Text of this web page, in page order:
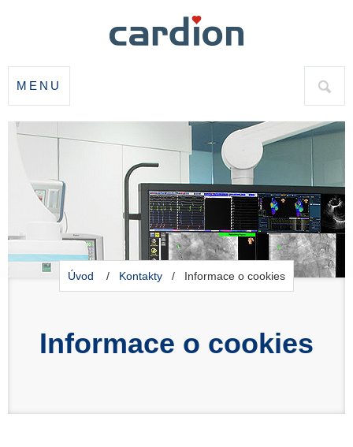
MENU
Úvod / Kontakty / Informace o cookies
Informace o cookies